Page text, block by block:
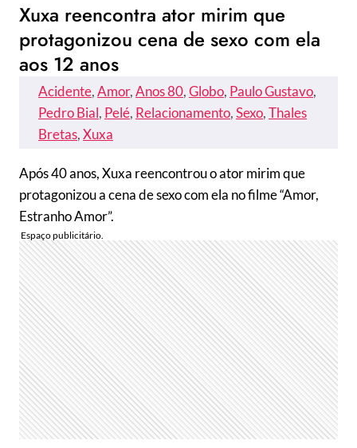
Xuxa reencontra ator mirim que
protagonizou cena de sexo com ela
aos 12 anos
Acidente, Amor, Anos 80, Globo, Paulo Gustavo
Pedro Bial, Pelé, Relacionamento, Sexo, Thales
Bretas, Xuxa
Após 40 anos, Xuxa reencontrou o ator mirim que
protagonizou a cena de sexo com ela no filme “Amor,
Estranho Amor”.